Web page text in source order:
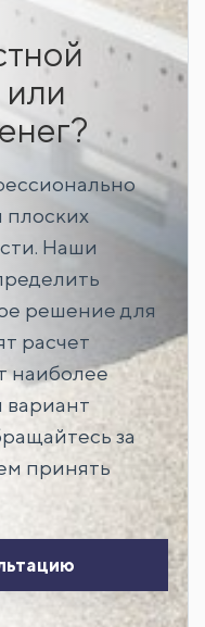
плоских
Наши
решение для
расчет
наиболее
за
принять